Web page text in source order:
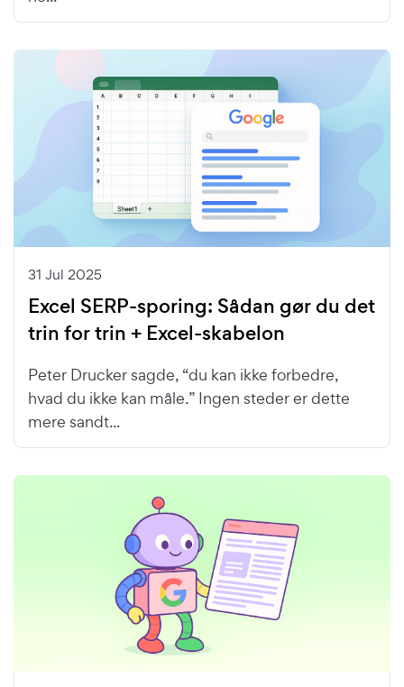
31 Jul 2025
Excel SERP-sporing: Sådan gør du det
trin for trin + Excel-skabelon
Peter Drucker sagde, “du kan ikke forbedre,
hvad du ikke kan måle.” Ingen steder er dette
mere sandt...